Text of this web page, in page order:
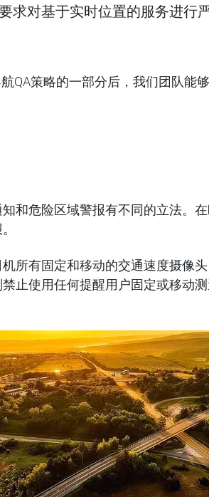
求对基于实时位置的服务进行
QA策略的一部分后，我们团队能
和危险区域警报有不同的立法。
所有固定和移动的交通速度摄像
止使用任何提醒用户固定或移动